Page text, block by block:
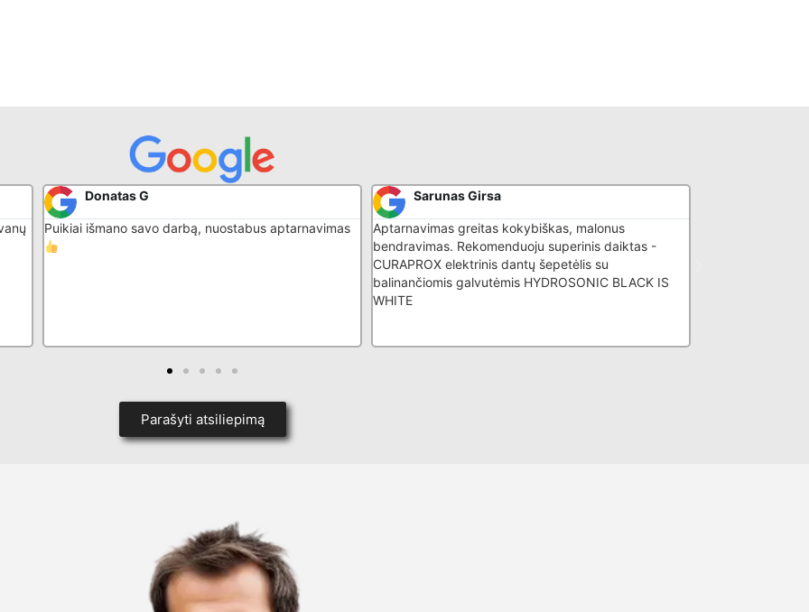
Donatas G
Puikiai išmano savo darbą, nuostabus aptarnavimas
Sarunas Girsa
Aptarnavimas greitas kokybiškas, malonus
bendravimas. Rekomenduoju superinis daiktas -
CURAPROX elektrinis dantų šepetėlis su
balinančiomis galvutėmis HYDROSONIC BLACK IS
WHITE
Parašyti atsiliepimą